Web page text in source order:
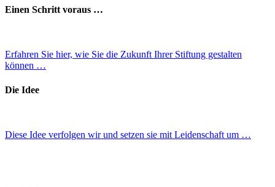
Einen Schritt voraus …
Erfahren Sie hier, wie Sie die Zukunft Ihrer Stiftung gestalten
können …
Die Idee
Diese Idee verfolgen wir und setzen sie mit Leidenschaft um …